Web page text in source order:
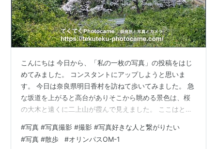
こんにちは 今日から、「私の一枚の写真」の投稿をはじ
めてみました。 コンスタントにアップしようと思いま
す。 今日は奈良県明日香村を訪ねて歩いてみました。 急
な坂道を上がると高台がありそこから眺める景色は、桜
の大木と遠くに二上山が霞んで見えました。 ここはとて
にもってこいのオリンパスカメラで撮影に行きました。
最後までブログを見ていただきありがとうございまし
#写真 #写真撮影 #撮影 #写真好きな人と繋がりたい
#写真 #散歩 #オリンパスOM-1